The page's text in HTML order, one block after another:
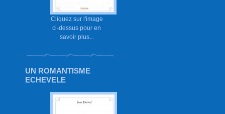
Cliquez sur l'image
ci-dessus pour en
savoir plus...
UN ROMANTISME
ECHEVELE